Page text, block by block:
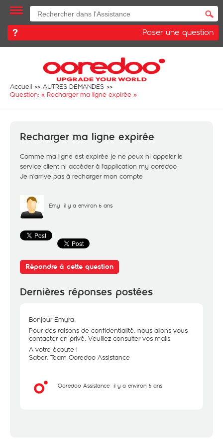
Poser une question
Accueil
AUTRES DEMANDES
Question: « Recharger ma ligne expirée »
Recharger ma ligne expirée
Comme ma ligne est expirée je ne peux ni appeler le
service client ni accéder à l'application my ooredoo
Je n'arrive pas à recharger mon compte
Emy il y a environ 6 ans
Répondre à cette question
Dernières réponses postées
Bonjour Emyra,
Pour des raisons de confidentialité, nous allons vous
contacter en privé. Veuillez consulter vos mails.
A votre écoute !
Saber, Team Ooredoo Assistance
Ooredoo Assistance il y a environ 6 ans